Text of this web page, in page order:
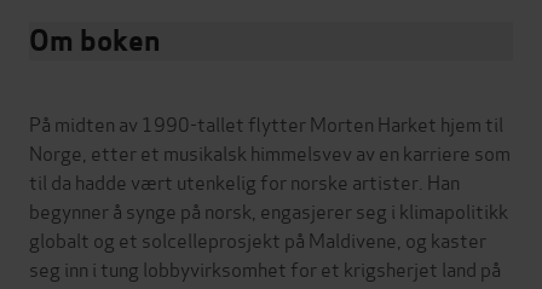
Om boken
På midten av 1990-tallet flytter Morten Harket hjem til
Norge, etter et musikalsk himmelsvev av en karriere som
til da hadde vært utenkelig for norske artister. Han
begynner å synge på norsk, engasjerer seg i klimapolitikk
globalt og et solcelleprosjekt på Maldivene, og kaster
seg inn i tung lobbyvirksomhet for et krigsherjet land på